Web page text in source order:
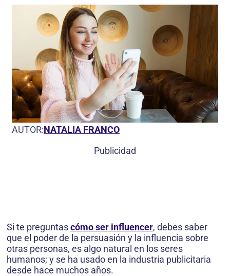
AUTOR:NATALIA FRANCO
Publicidad
Si te preguntascómo ser influencer, debes saber
que el poder de la persuasión y la influencia sobre
otras personas, es algo natural en los seres
humanos; y se ha usado en la industria publicitaria
desde hace muchos años.